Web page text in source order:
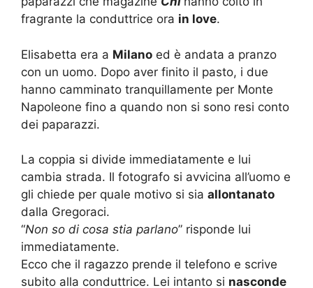
fragrante la conduttrice ora in love.
Elisabetta era a Milano ed è andata a pranzo
con un uomo. Dopo aver finito il pasto, i due
hanno camminato tranquillamente per Monte
Napoleone fino a quando non si sono resi conto
dei paparazzi.
La coppia si divide immediatamente e lui
cambia strada. Il fotografo si avvicina all’uomo e
gli chiede per quale motivo si sia allontanato
dalla Gregoraci.
“Non so di cosa stia parlano” risponde lui
immediatamente.
Ecco che il ragazzo prende il telefono e scrive
subito alla conduttrice. Lei intanto si nasconde